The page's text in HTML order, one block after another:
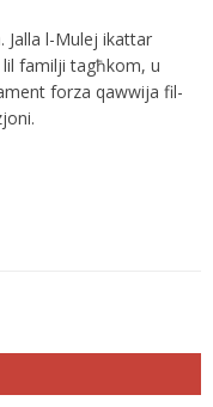
Jalla l-Mulej ikattar
familji tagħkom, u
forza qawwija fil-